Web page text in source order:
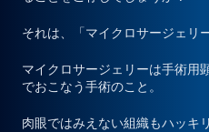
それは、 「マイクロサージェリー
マイクロサージェリーは手術用
でおこなう手術のこと。
肉眼ではみえない組織もハッキ